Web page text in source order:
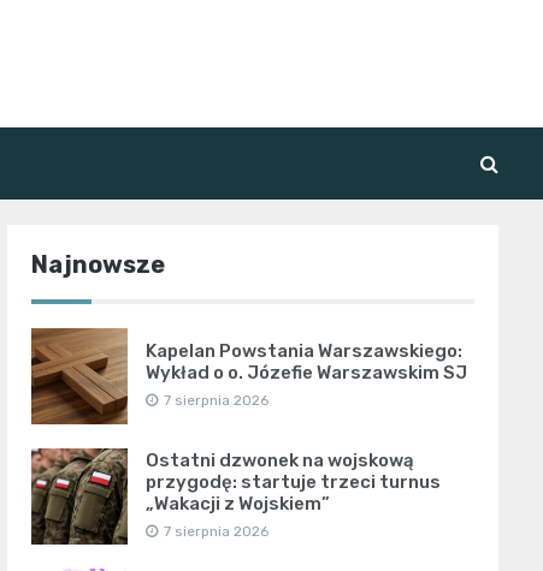
Najnowsze
Kapelan Powstania Warszawskiego:
Wykład o o. Józefie Warszawskim SJ
7 sierpnia 2026
Ostatni dzwonek na wojskową
przygodę: startuje trzeci turnus
„Wakacji z Wojskiem”
7 sierpnia 2026